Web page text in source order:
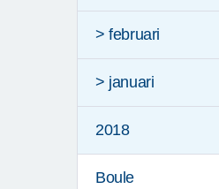
> februari
> januari
2018
Boule